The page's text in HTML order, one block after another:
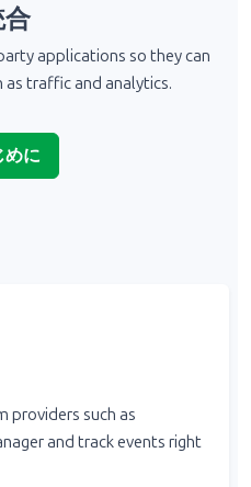
applications so they can
as traffic and analytics.
めに
providers such as
and track events right